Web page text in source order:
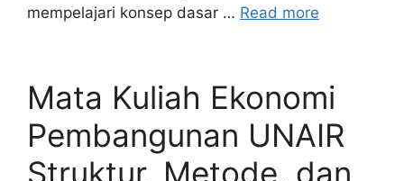
mempelajari konsep dasar … Read more
Mata Kuliah Ekonomi
Pembangunan UNAIR
Struktur, Metode, dan